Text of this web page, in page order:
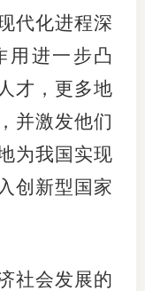
协会介
代化进程深
用进一步凸
才，更多地
并激发他们
为我国实现
创新型国家
会发展的